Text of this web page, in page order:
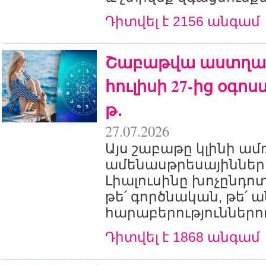
Դիտվել է 2156 անգամ
Շաբաթվա
հուլիսի 27-ից
թ․
27.07.2026
Այս շաբաթը կլինի
Լիալուսինը
թե՛ գործնական, թե՛
Դիտվել է 1868 անգամ